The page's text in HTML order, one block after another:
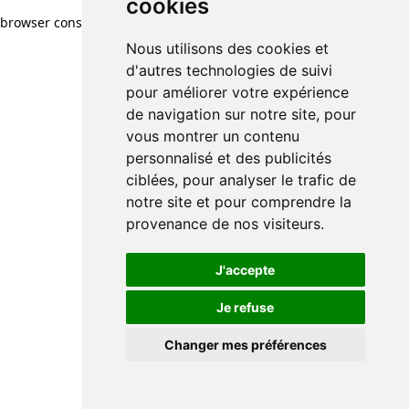
cookies
Nous utilisons des cookies et
d'autres technologies de suivi
pour améliorer votre expérience
de navigation sur notre site, pour
vous montrer un contenu
personnalisé et des publicités
ciblées, pour analyser le trafic de
notre site et pour comprendre la
provenance de nos visiteurs.
J'accepte
Je refuse
Changer mes préférences
browser console for more information)